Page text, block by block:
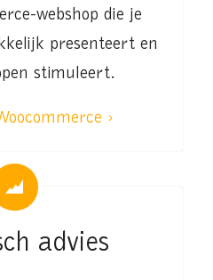
webshop die je
presenteert en
stimuleert.
›
advies